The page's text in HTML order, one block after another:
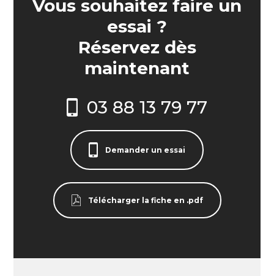
Vous souhaitez faire un
essai ?
Réservez dès
maintenant
03 88 13 79 77
Demander un essai
Télécharger la fiche en .pdf